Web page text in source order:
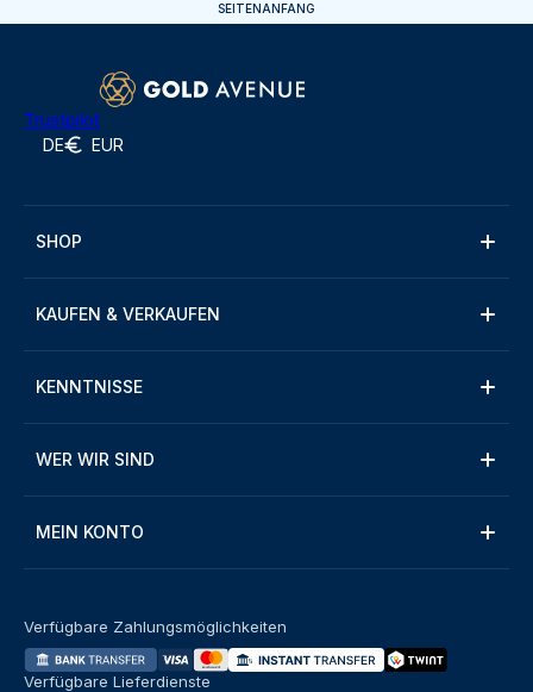
SEITENANFANG
Trustpilot
DE EUR
SHOP
KAUFEN & VERKAUFEN
KENNTNISSE
WER WIR SIND
MEIN KONTO
Verfügbare Zahlungsmöglichkeiten
Verfügbare Lieferdienste